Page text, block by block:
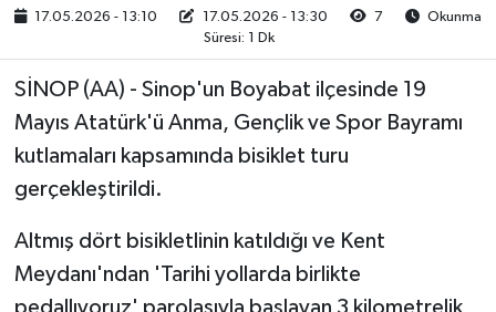
17.05.2026 - 13:10 17.05.2026 - 13:30 7
Okunma
Süresi: 1 Dk
SİNOP (AA) - Sinop'un Boyabat ilçesinde 19
Mayıs Atatürk'ü Anma, Gençlik ve Spor Bayramı
kutlamaları kapsamında bisiklet turu
gerçekleştirildi.
Altmış dört bisikletlinin katıldığı ve Kent
Meydanı'ndan 'Tarihi yollarda birlikte